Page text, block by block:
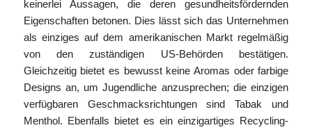
keinerlei Aussagen, die deren gesundheitsfördernden
Eigenschaften betonen. Dies lässt sich das Unternehmen
als einziges auf dem amerikanischen Markt regelmäßig
von den zuständigen US-Behörden bestätigen.
Gleichzeitig bietet es bewusst keine Aromas oder farbige
Designs an, um Jugendliche anzusprechen; die einzigen
verfügbaren Geschmacksrichtungen sind Tabak und
Menthol. Ebenfalls bietet es ein einzigartiges Recycling-